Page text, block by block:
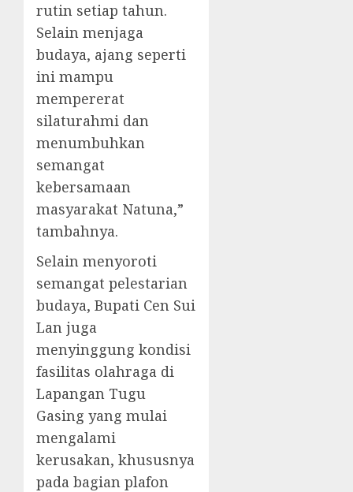
rutin setiap tahun.
Selain menjaga
budaya, ajang seperti
ini mampu
mempererat
silaturahmi dan
menumbuhkan
semangat
kebersamaan
masyarakat Natuna,”
tambahnya.
Selain menyoroti
semangat pelestarian
budaya, Bupati Cen Sui
Lan juga
menyinggung kondisi
fasilitas olahraga di
Lapangan Tugu
Gasing yang mulai
mengalami
kerusakan, khususnya
pada bagian plafon